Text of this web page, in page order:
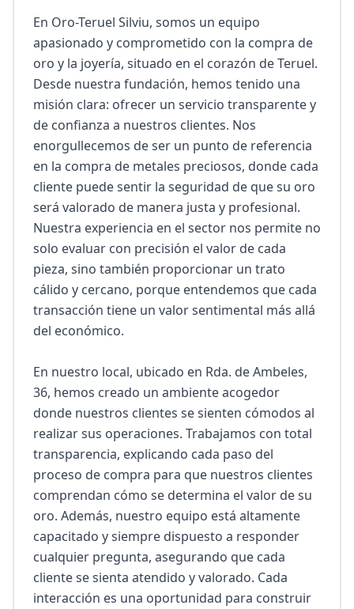
En Oro-Teruel Silviu, somos un equipo
apasionado y comprometido con la compra de
oro y la joyería, situado en el corazón de Teruel.
Desde nuestra fundación, hemos tenido una
misión clara: ofrecer un servicio transparente y
de confianza a nuestros clientes. Nos
enorgullecemos de ser un punto de referencia
en la compra de metales preciosos, donde cada
cliente puede sentir la seguridad de que su oro
será valorado de manera justa y profesional.
Nuestra experiencia en el sector nos permite no
solo evaluar con precisión el valor de cada
pieza, sino también proporcionar un trato
cálido y cercano, porque entendemos que cada
transacción tiene un valor sentimental más allá
del económico.
En nuestro local, ubicado en Rda. de Ambeles,
36, hemos creado un ambiente acogedor
donde nuestros clientes se sienten cómodos al
realizar sus operaciones. Trabajamos con total
transparencia, explicando cada paso del
proceso de compra para que nuestros clientes
comprendan cómo se determina el valor de su
oro. Además, nuestro equipo está altamente
capacitado y siempre dispuesto a responder
cualquier pregunta, asegurando que cada
cliente se sienta atendido y valorado. Cada
interacción es una oportunidad para construir